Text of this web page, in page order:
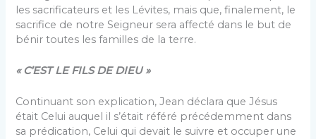
les sacrificateurs et les Lévites, mais que, finalement, le
sacrifice de notre Seigneur sera affecté dans le but de
bénir toutes les familles de la terre.
« C’EST LE FILS DE DIEU »
Continuant son explication, Jean déclara que Jésus
était Celui auquel il s’était référé précédemment dans
sa prédication, Celui qui devait le suivre et occuper une